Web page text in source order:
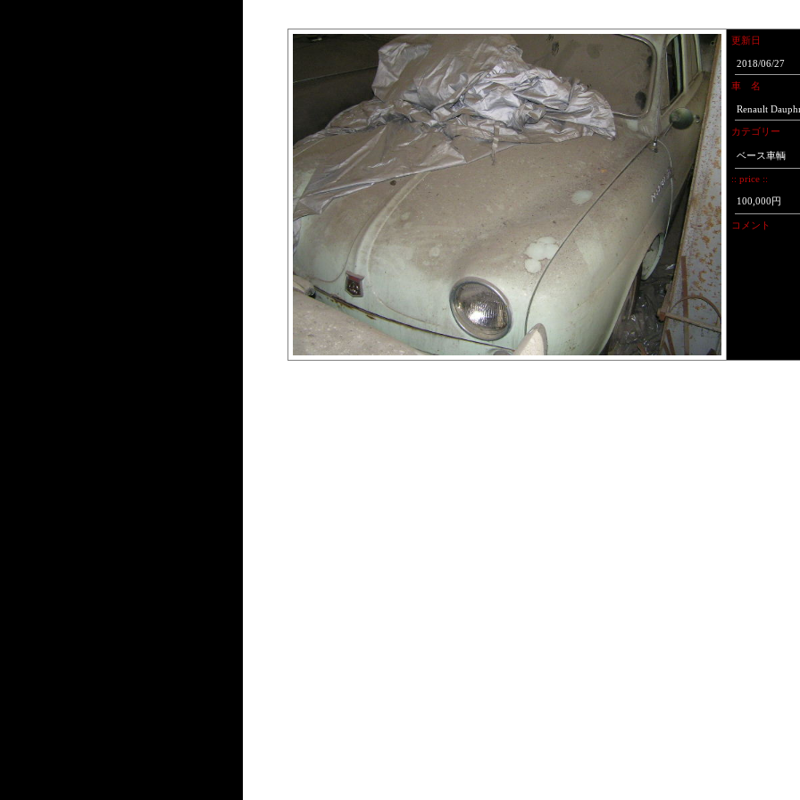
更新日
2018/06/27
車 名
Renault
カテゴリー
ベース車輌
:: price ::
100,000円
コメント